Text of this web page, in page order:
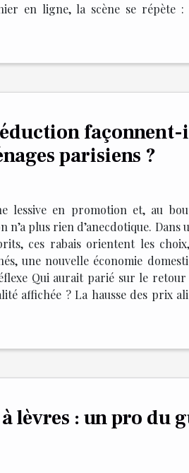
en ligne, la scène se répète :
façonnent-
parisiens ?
lessive en promotion et, au
plus rien d’anecdotique. Dans
ces rabais orientent les
une nouvelle économie
Qui aurait parié sur le
affichée ? La hausse des prix
lèvres : un pro du